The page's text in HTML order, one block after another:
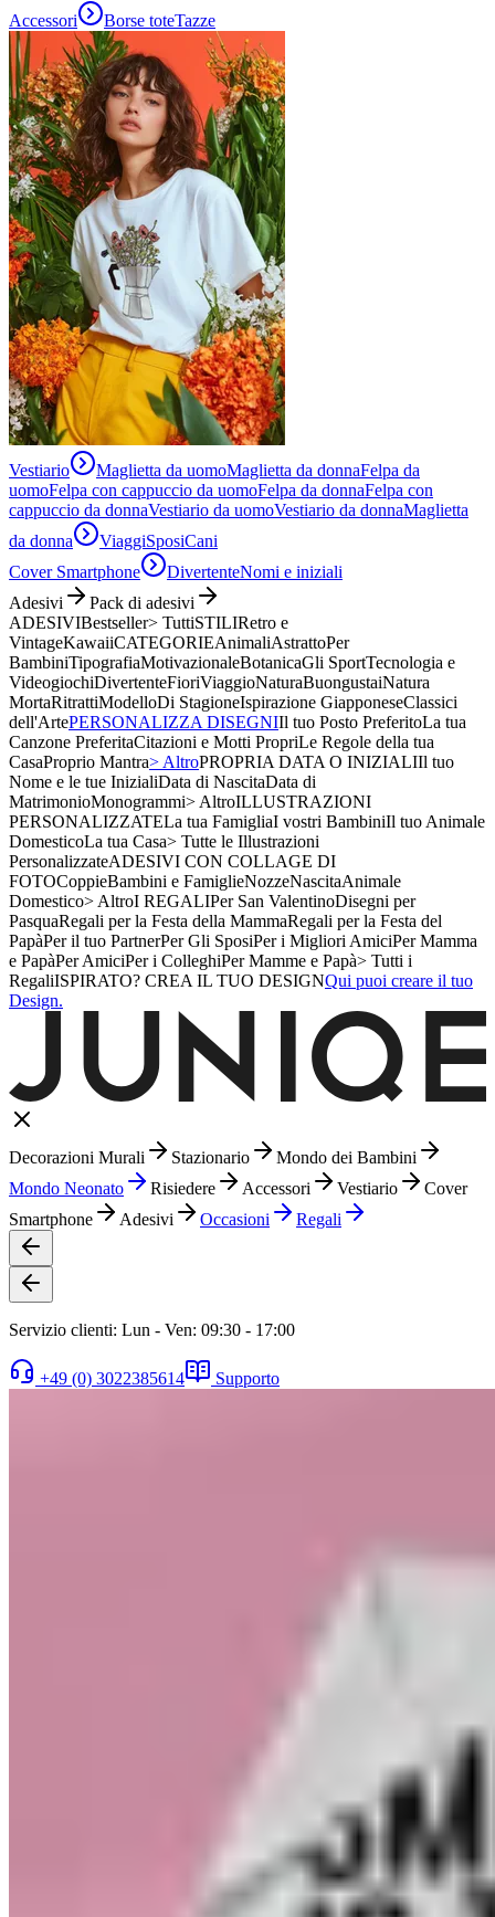
Accessori Borse toteTazze
Vestiario Maglietta da uomoMaglietta da donnaFelpa da
uomoFelpa con cappuccio da uomoFelpa da donnaFelpa con
cappuccio da donnaVestiario da uomoVestiario da donnaMaglietta
da donna
ViaggiSposiCani
Cover Smartphone
DivertenteNomi e iniziali
Adesivi
Pack di adesivi
ADESIVIBestseller> TuttiSTILIRetro e
VintageKawaiiCATEGORIEAnimaliAstrattoPer
BambiniTipografiaMotivazionaleBotanicaGli SportTecnologia e
VideogiochiDivertenteFioriViaggioNaturaBuongustaiNatura
MortaRitrattiModelloDi StagioneIspirazione GiapponeseClassici
dell'ArtePERSONALIZZA DISEGNIIl tuo Posto PreferitoLa tua
Canzone PreferitaCitazioni e Motti PropriLe Regole della tua
CasaProprio Mantra> AltroPROPRIA DATA O INIZIALIIl tuo
Nome e le tue InizialiData di NascitaData di
MatrimonioMonogrammi> AltroILLUSTRAZIONI
PERSONALIZZATELa tua FamigliaI vostri BambiniIl tuo Animale
DomesticoLa tua Casa> Tutte le Illustrazioni
PersonalizzateADESIVI CON COLLAGE DI
FOTOCoppieBambini e FamiglieNozzeNascitaAnimale
Domestico> AltroI REGALIPer San ValentinoDisegni per
PasquaRegali per la Festa della MammaRegali per la Festa del
PapàPer il tuo PartnerPer Gli SposiPer i Migliori AmiciPer Mamma
e PapàPer AmiciPer i ColleghiPer Mamme e Papà> Tutti i
RegaliISPIRATO? CREA IL TUO DESIGNQui puoi creare il tuo
Design.
Decorazioni Murali Stazionario
Mondo dei Bambini
Mondo Neonato
Risiedere Accessori Vestiario
Cover
Smartphone
Adesivi Occasioni Regali
Servizio clienti: Lun - Ven: 09:30 - 17:00
+49 (0) 3022385614 Supporto